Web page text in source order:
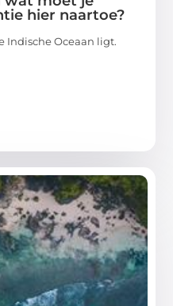
hier naartoe?
Indische Oceaan ligt.